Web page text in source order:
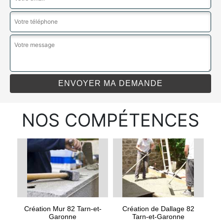
NOS COMPÉTENCES
Création Mur 82 Tarn-et-
Garonne
Création de Dallage 82
Tarn-et-Garonne